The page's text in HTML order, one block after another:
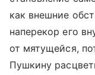
как внешние
наперекор его
от мятущейся,
Пушкину